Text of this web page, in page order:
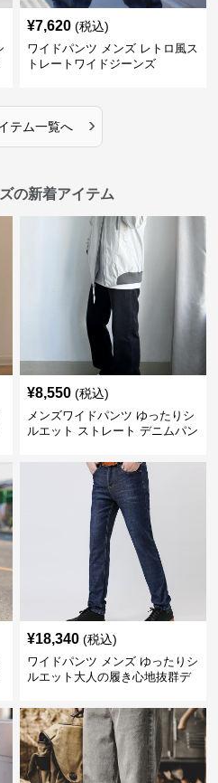
¥7,620 (税込)
ワイドパンツ メンズ レトロ風ス
トレートワイドジーンズ
テム一覧へ ›
の新着アイテム
¥8,550 (税込)
メンズワイドパンツ ゆったりシ
ルエット ストレート デニムパン
¥18,340 (税込)
ワイドパンツ メンズ ゆったりシ
ルエット大人の履き心地抜群デ